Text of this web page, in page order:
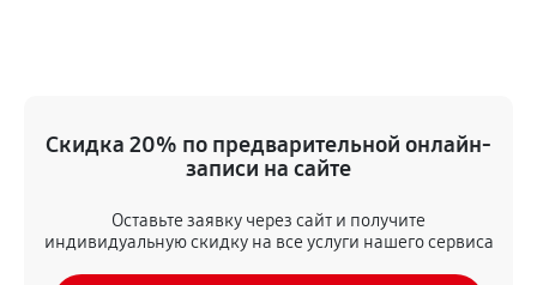
Скидка 20% по предварительной онлайн-
записи на сайте
Оставьте заявку через сайт и получите
индивидуальную скидку на все услуги нашего сервиса